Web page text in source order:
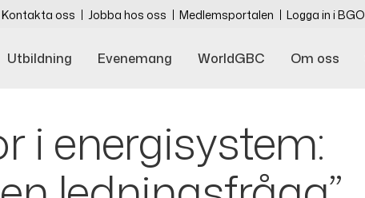
Kontakta oss Jobba hos oss Medlemsportalen Logga in i BGO
Utbildning Evenemang WorldGBC Om oss
i energisystem: